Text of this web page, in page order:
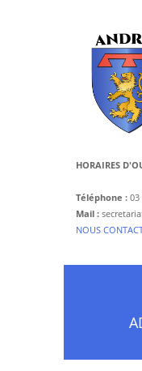
HORAIRES
Téléphone : 03
Mail :
​NOUS